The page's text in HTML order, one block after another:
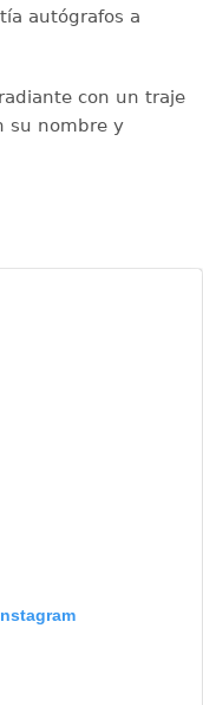
autógrafos a
con un traje
su nombre y